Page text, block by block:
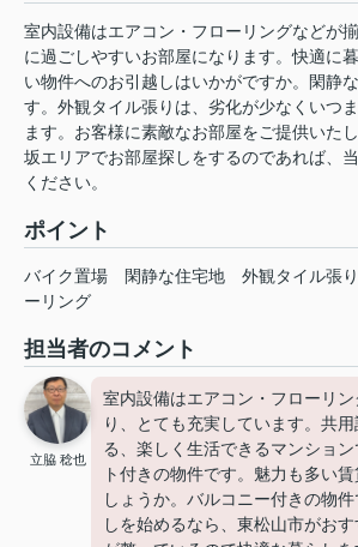
室内設備はエアコン・フローリングなどが
に過ごしやすいお部屋になります。快適に
い物件へのお引越しはいかがですか。閑静
す。外観タイル張りは、劣化が少なくいつ
ます。お客様に素敵なお部屋をご提供いた
坂エリアでお部屋探しをするのであれば、
ください。
ポイント
バイク置場 閑静な住宅地 外観タイル張り
ーリング
担当者のコメント
立脇 稔也
室内設備はエアコン・フローリ
り、とても充実しています。共
る、楽しく生活できるマンショ
ト付きの物件です。魅力も多い
しょうか。バルコニー付きの物
しを始めるなら、東松山市がお